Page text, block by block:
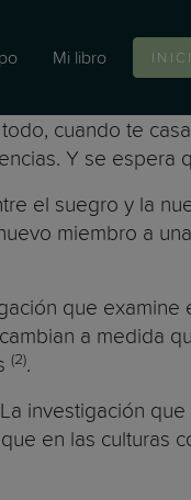
Mi libro
cuando te
Y se espera
el suegro y la
miembro a
que examine
a medida
(2).
investigación
en las culturas